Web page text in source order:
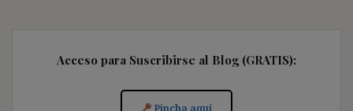
Acceso para Suscribirse al Blog (GRATIS):
Pincha aquí